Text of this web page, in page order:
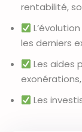
rentabilité,
les derniers
Les aides
Les